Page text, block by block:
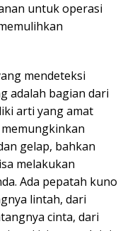
untuk operasi
mendeteksi
adalah bagian dari
arti yang amat
gelap, bahkan
melakukan
Ada pepatah kuno
lintah, dari
cinta, dari